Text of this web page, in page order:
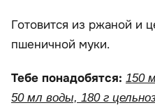
Готовится из ржаной и
пшеничной муки.
Тебе понадобятся: 150
50 мл воды, 180 г